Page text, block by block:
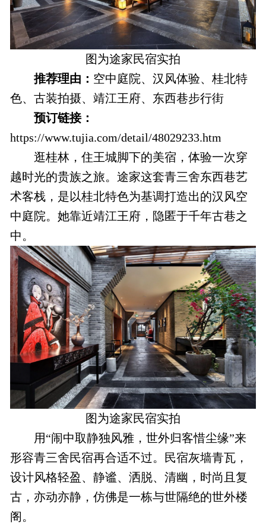
图为途家民宿实拍
推荐理由： 空中庭院、汉风体验、桂北特
色、古装拍摄、靖江王府、东西巷步行街
预订链接：
https://www.tujia.com/detail/48029233.htm
逛桂林，住王城脚下的美宿，体验一次穿
越时光的贵族之旅。途家这套青三舍东西巷艺
术客栈，是以桂北特色为基调打造出的汉风空
中庭院。她靠近靖江王府，隐匿于千年古巷之
中。
图为途家民宿实拍
用“闹中取静独风雅，世外归客惜尘缘”来
形容青三舍民宿再合适不过。民宿灰墙青瓦，
设计风格轻盈、静谧、洒脱、清幽，时尚且复
古，亦动亦静，仿佛是一栋与世隔绝的世外楼
阁。